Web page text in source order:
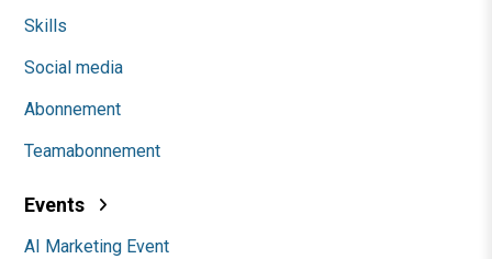
Skills
Social media
Abonnement
Teamabonnement
Events
AI Marketing Event